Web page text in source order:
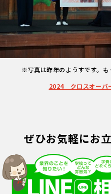
※写真は昨年のようすです。も
2024 クロスオー
ぜひお気軽にお